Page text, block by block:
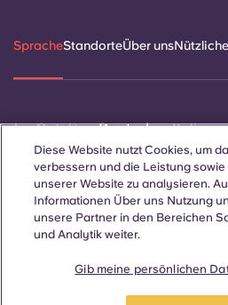
SpracheStandorteÜber uns
Català Deutsch Italian
Diese Website nutzt Cookies, um
verbessern und die Leistung sowie
unserer Website zu analysieren.
Informationen Über uns Nutzung
unsere Partner in den Bereichen
und Analytik weiter.
Gib meine persönlichen